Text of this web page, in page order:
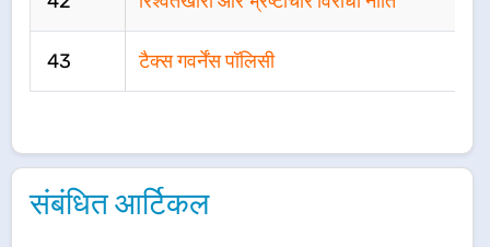
43 टैक्स गवर्नेंस पॉलिसी
संबंधित आर्टिकल